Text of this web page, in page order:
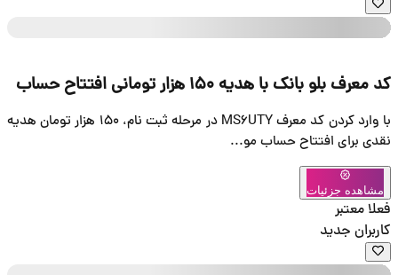
با وارد کردن کد معرف MS6UTY در مرحله ثبت نام، 150 هزار تومان هدیه